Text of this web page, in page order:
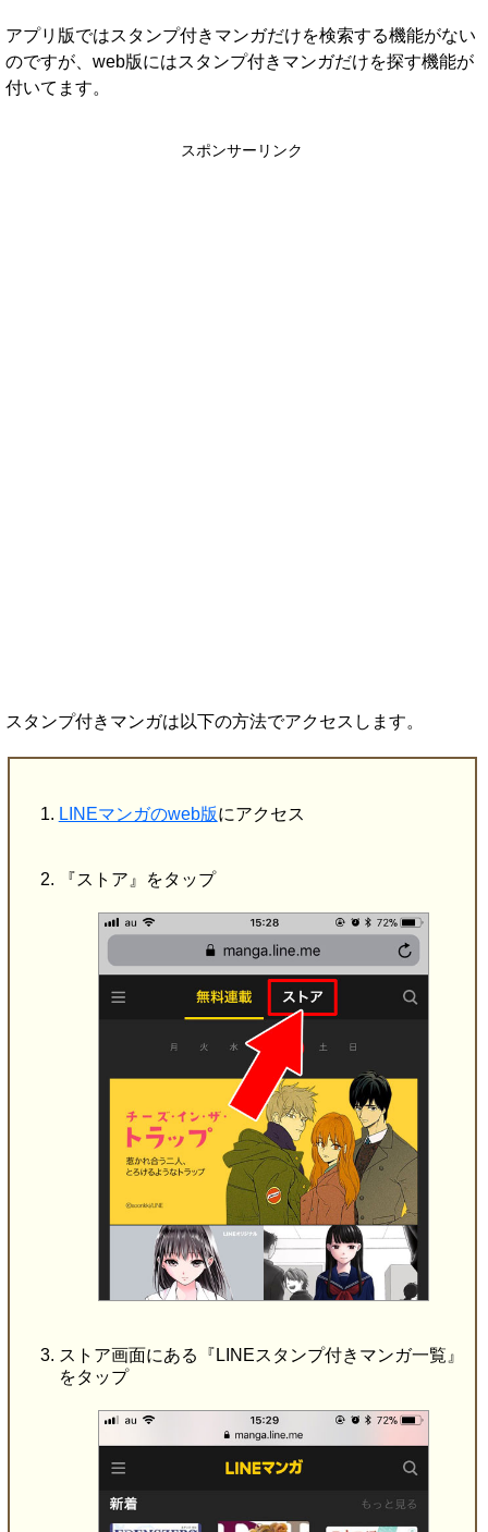
アプリ版ではスタンプ付きマンガだけを検索する機能がない
のですが、web版にはスタンプ付きマンガだけを探す機能が
付いてます。
スポンサーリンク
スタンプ付きマンガは以下の方法でアクセスします。
LINEマンガのweb版にアクセス
『ストア』をタップ
ストア画面にある『LINEスタンプ付きマンガ一覧』
をタップ